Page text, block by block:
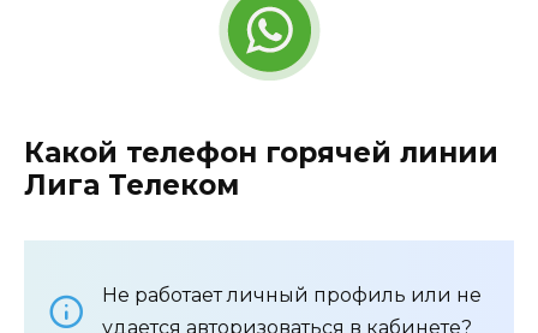
Какой телефон горячей линии
Лига Телеком
Не работает личный профиль или не
удается авторизоваться в кабинете?